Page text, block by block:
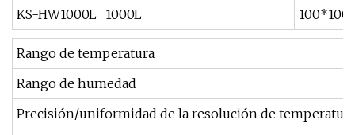
KS-HW1000L 1000L
Rango de temperatura
Rango de humedad
Precisión/uniformidad de la resolución de